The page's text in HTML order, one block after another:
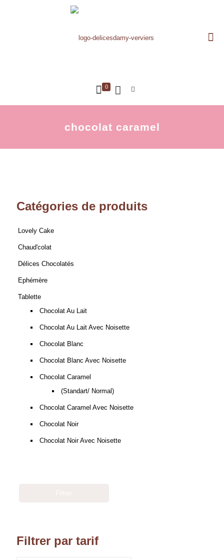
0
chocolat caramel
Catégories de produits
Lovely Cake
Chaud'colat
Délices Chocolatés
Ephémère
Tablette
Chocolat Au Lait
Chocolat Au Lait Avec Noisette
Chocolat Blanc
Chocolat Blanc Avec Noisette
Chocolat Caramel
(Standart/ Normal)
Chocolat Caramel Avec Noisette
Chocolat Noir
Chocolat Noir Avec Noisette
Filtrer par tarif